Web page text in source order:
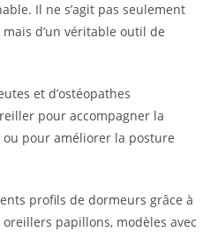
Il ne s’agit pas seulement
d’un véritable outil de
et d’ostéopathes
pour accompagner la
pour améliorer la posture
profils de dormeurs grâce à
papillons, modèles avec